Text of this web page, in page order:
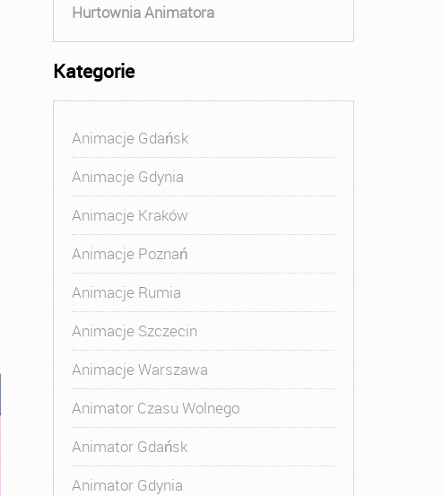
Kurs Animatora Gdynia,Kurs Animatora Katowice
Hurtownia Animatora
Kategorie
Animacje Gdańsk
Animacje Gdynia
Animacje Kraków
Animacje Poznań
Animacje Rumia
Animacje Szczecin
Animacje Warszawa
Animator Czasu Wolnego
Animator Gdańsk
Animator Gdynia